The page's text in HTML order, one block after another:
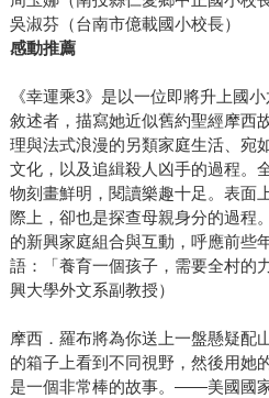
吳淑芬（台南市億載國小校長）
感動推薦
《幸運乘3》是以一位即將升上國
敘述者，描寫她近似舊約聖經摩西
理與法式浪漫的另類家庭生活、宛
文化，以及追緝殺人凶手的過程。
物刻畫鮮明，閱讀樂趣十足。表面
際上，卻也是探查母親身分的過程
的新興家庭組合與互動，呼應前些
語：「養育一個孩子，需要全村
興大學外文系副教授）
摩西．羅布將為你送上一盤懸疑配
的箱子上看到不同視野，然後用她
是一個非常棒的故事。——美國國